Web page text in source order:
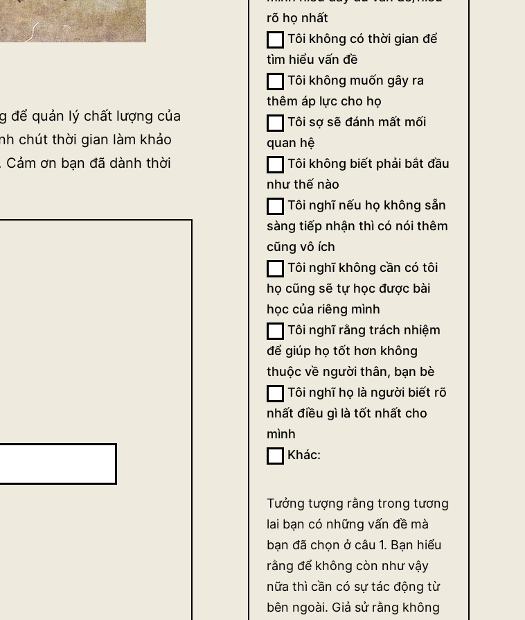
để quản lý chất lượng của
chút thời gian làm khảo
ơn bạn đã dành thời
rõ họ nhất
Tôi không có thời gian để
tìm hiểu vấn đề
Tôi không muốn gây ra
thêm áp lực cho họ
Tôi sợ sẽ đánh mất mối
quan hệ
Tôi không biết phải bắt đầu
như thế nào
Tôi nghĩ nếu họ không sẵn
sàng tiếp nhận thì có nói thêm
cũng vô ích
Tôi nghĩ không cần có tôi
họ cũng sẽ tự học được bài
học của riêng mình
Tôi nghĩ rằng trách nhiệm
để giúp họ tốt hơn không
thuộc về người thân, bạn bè
Tôi nghĩ họ là người biết rõ
nhất điều gì là tốt nhất cho
mình
Khác:
Tưởng tượng rằng trong tương
lai bạn có những vấn đề mà
bạn đã chọn ở câu 1. Bạn hiểu
rằng để không còn như vậy
nữa thì cần có sự tác động từ
bên ngoài. Giả sử rằng không